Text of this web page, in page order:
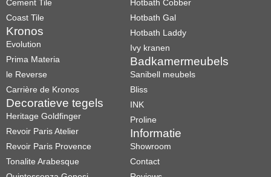
Cement Tile
Coast Tile
Kronos
Evolution
Prima Materia
le Reverse
Carrière de Kronos
Decoratieve tegels
Heritage Goldfinger
Revoir Paris Atelier
Revoir Paris Provence
Tonalite Arabesque
Hotbath Cobber
Hotbath Gal
Hotbath Laddy
Ivy kranen
Badkamermeubels
Sanibell meubels
Bliss
INK
Proline
Informatie
Showroom
Contact